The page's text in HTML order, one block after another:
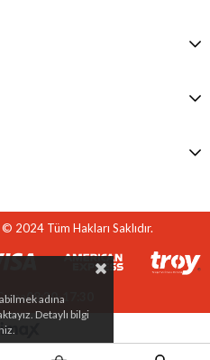
2024 Tüm Hakları Saklıdır.
08:30-17:30
adına
Detaylı bilgi